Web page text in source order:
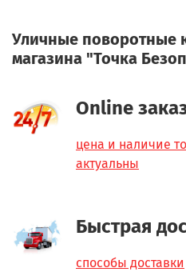
Уличные поворотные
магазина "Точка
Online
цена и наличие
актуальны
Быстрая
способы доставки